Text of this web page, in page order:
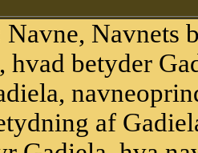
Navne, Navnets
hvad betyder
af